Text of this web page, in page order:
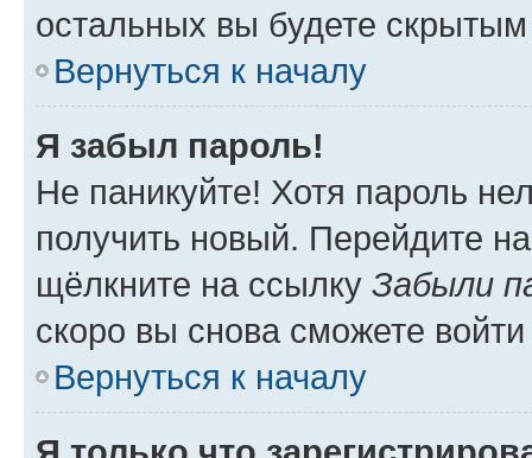
остальных вы будете
Вернуться к началу
Я забыл пароль!
Не паникуйте! Хотя пароль
получить новый. Перейдите
щёлкните на ссылку Забыли
скоро вы снова сможете
Вернуться к началу